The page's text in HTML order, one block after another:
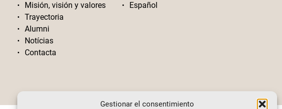
Gestionar el consentimiento
Misión, visión y valores
Trayectoria
Alumni
Notícias
Contacta
Español